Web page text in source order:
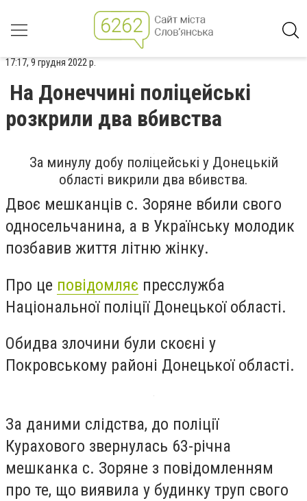
17:17, 9 грудня 2022 р.
На Донеччині поліцейські
розкрили два вбивства
За минулу добу поліцейські у Донецькій
області викрили два вбивства.
Двоє мешканців с. Зоряне вбили свого
односельчанина, а в Українську молодик
позбавив життя літню жінку.
Про це повідомляє пресслужба
Національної поліції Донецької області.
Обидва злочини були скоєні у
Покровському районі Донецької області.
За даними слідства, до поліції
Курахового звернулась 63-річна
мешканка с. Зоряне з повідомленням
про те, що виявила у будинку труп свого